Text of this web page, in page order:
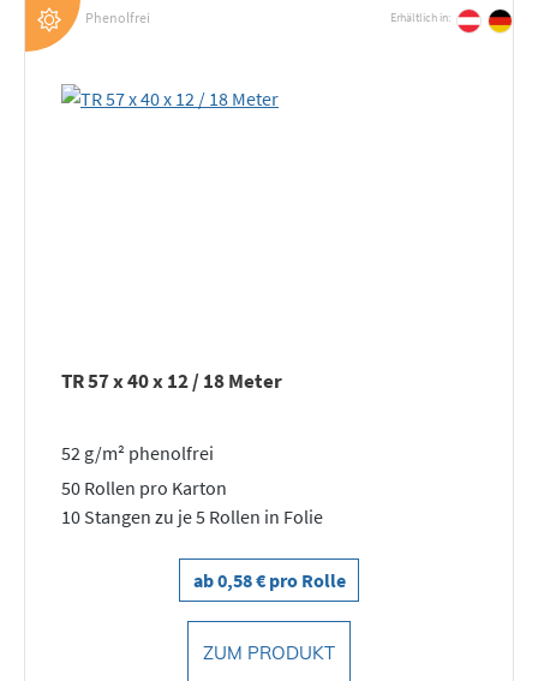
Phenolfrei Erhältlich in:
TR 57 x 40 x 12 / 18 Meter
52 g/m² phenolfrei
50 Rollen pro Karton
10 Stangen zu je 5 Rollen in Folie
ab 0,58 € pro Rolle
ZUM PRODUKT